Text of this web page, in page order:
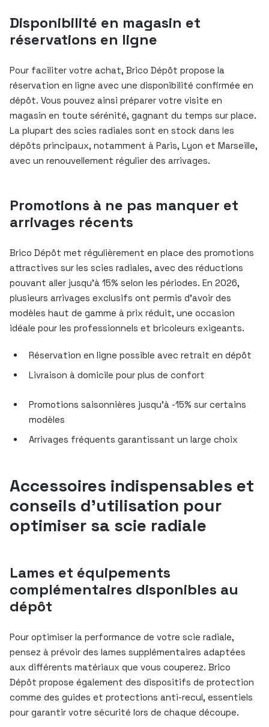
Disponibilité en magasin et
réservations en ligne
Pour faciliter votre achat, Brico Dépôt propose la
réservation en ligne avec une disponibilité confirmée en
dépôt. Vous pouvez ainsi préparer votre visite en
magasin en toute sérénité, gagnant du temps sur place.
La plupart des scies radiales sont en stock dans les
dépôts principaux, notamment à Paris, Lyon et Marseille,
avec un renouvellement régulier des arrivages.
Promotions à ne pas manquer et
arrivages récents
Brico Dépôt met régulièrement en place des promotions
attractives sur les scies radiales, avec des réductions
pouvant aller jusqu’à 15% selon les périodes. En 2026,
plusieurs arrivages exclusifs ont permis d’avoir des
modèles haut de gamme à prix réduit, une occasion
idéale pour les professionnels et bricoleurs exigeants.
Réservation en ligne possible avec retrait en dépôt
Livraison à domicile pour plus de confort
Promotions saisonnières jusqu’à -15% sur certains
modèles
Arrivages fréquents garantissant un large choix
Accessoires indispensables et
conseils d’utilisation pour
optimiser sa scie radiale
Lames et équipements
complémentaires disponibles au
dépôt
Pour optimiser la performance de votre scie radiale,
pensez à prévoir des lames supplémentaires adaptées
aux différents matériaux que vous couperez. Brico
Dépôt propose également des dispositifs de protection
comme des guides et protections anti-recul, essentiels
pour garantir votre sécurité lors de chaque découpe.